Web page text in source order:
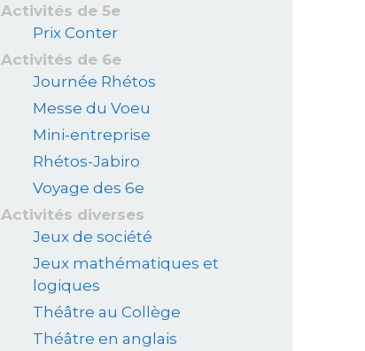
Activités de 5e
Prix Conter
Activités de 6e
Journée Rhétos
Messe du Voeu
Mini-entreprise
Rhétos-Jabiro
Voyage des 6e
Activités diverses
Jeux de société
Jeux mathématiques et
logiques
Théâtre au Collège
Théâtre en anglais